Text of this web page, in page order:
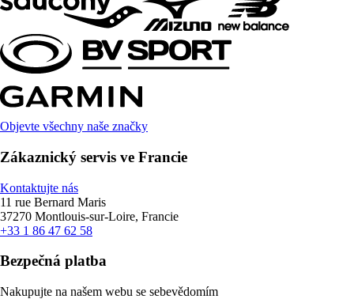
Objevte všechny naše značky
Zákaznický servis ve Francie
Kontaktujte nás
11 rue Bernard Maris
37270 Montlouis-sur-Loire, Francie
+33 1 86 47 62 58
Bezpečná platba
Nakupujte na našem webu se sebevědomím